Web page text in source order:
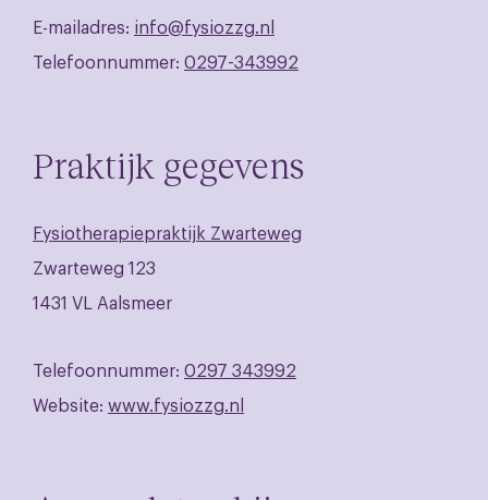
E-mailadres: info@fysiozzg.nl
Telefoonnummer: 0297-343992
Praktijk gegevens
Fysiotherapiepraktijk Zwarteweg
Zwarteweg 123
1431 VL Aalsmeer
Telefoonnummer: 0297 343992
Website: www.fysiozzg.nl